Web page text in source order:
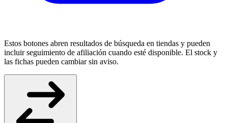
Estos botones abren resultados de búsqueda en tiendas y pueden
incluir seguimiento de afiliación cuando esté disponible. El stock y
las fichas pueden cambiar sin aviso.